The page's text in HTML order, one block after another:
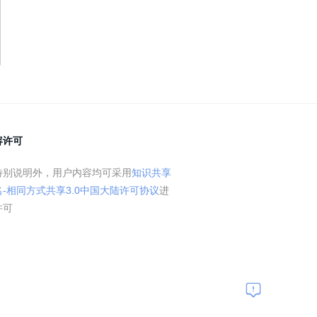
许可
别说明外，用户内容均可采用知识共享
-相同方式共享3.0中国大陆许可协议进
可